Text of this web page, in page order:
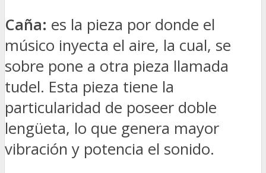
Caña: es la pieza por donde el
músico inyecta el aire, la cual, se
sobre pone a otra pieza llamada
tudel. Esta pieza tiene la
particularidad de poseer doble
lengüeta, lo que genera mayor
vibración y potencia el sonido.